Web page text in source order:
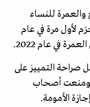
للنساء
لأول مرة في عام
صراحة التمييز على
ومنعت أصحاب
الأمومة.